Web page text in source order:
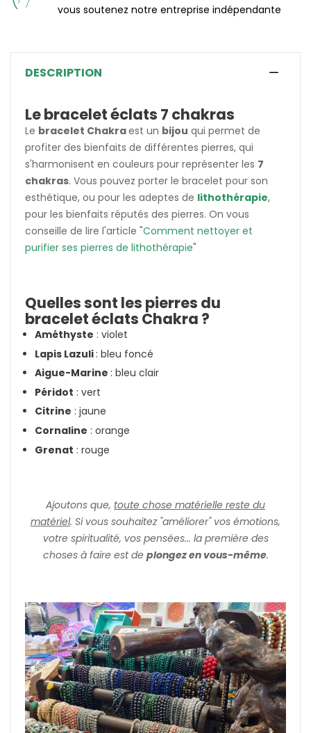
vous soutenez notre entreprise indépendante
DESCRIPTION
Le bracelet éclats 7 chakras
Le bracelet Chakraest un bijou qui permet de
profiter des bienfaits de différentes pierres, qui
s'harmonisent en couleurs pour représenter les 7
chakras. Vous pouvez porter le bracelet pour son
esthétique, ou pour les adeptes de lithothérapie,
pour les bienfaits réputés des pierres. On vous
conseille de lire l'article "Comment nettoyer et
purifier ses pierres de lithothérapie"
Quelles sont les pierres du
bracelet éclats Chakra ?
Améthyste : violet
Lapis Lazuli : bleu foncé
Aigue-Marine : bleu clair
Péridot : vert
Citrine : jaune
Cornaline : orange
Grenat : rouge
Ajoutons que, toute chose matérielle reste du
matériel. Si vous souhaitez "améliorer" vos émotions,
votre spiritualité, vos pensées... la première des
choses à faire est de plongez en vous-même.